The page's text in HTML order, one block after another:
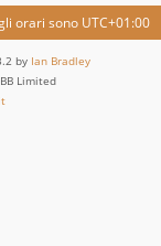
orari sono UTC+01:00
by Ian Bradley
Limited